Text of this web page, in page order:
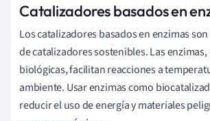
Catalizadores basados en
Los catalizadores basados en enzimas
de catalizadores sostenibles. Las
biológicas, facilitan reacciones a
ambiente. Usar enzimas como
reducir el uso de energía y materiales